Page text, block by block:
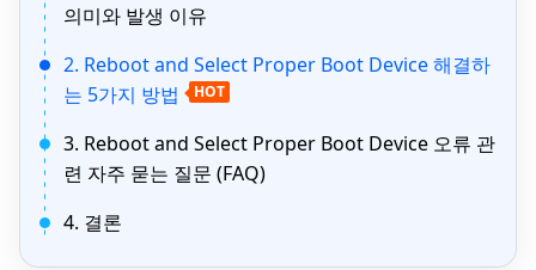
의미와 발생 이유
2. Reboot and Select Proper Boot Device 해결하
는 5가지 방법
HOT
3. Reboot and Select Proper Boot Device 오류 관
련 자주 묻는 질문 (FAQ)
4. 결론